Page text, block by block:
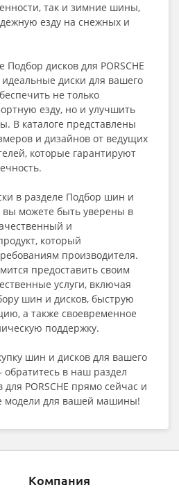
так и зимние шины,
езду на снежных и
Подбор дисков для PORSCHE
диски для вашего
не только
езду, но и улучшить
В каталоге представлены
и дизайнов от ведущих
которые гарантируют
в разделе Подбор шин и
вы можете быть уверены в
и
который
производителя.
предоставить своим
услуги, включая
шин и дисков, быструю
а также своевременное
поддержку.
шин и дисков для вашего
обратитесь в наш раздел
PORSCHE прямо сейчас и
модели для вашей машины!
Компания